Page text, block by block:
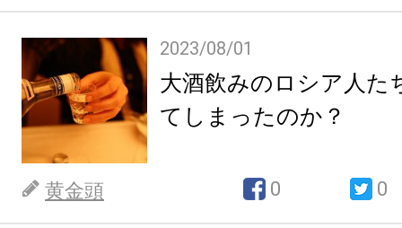
2023/08/01
大酒飲みのロシア人た
てしまったのか？
黄金頭 0 0